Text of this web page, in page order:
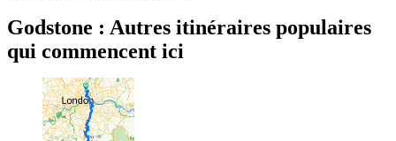
Godstone : Autres itinéraires populaires
qui commencent ici